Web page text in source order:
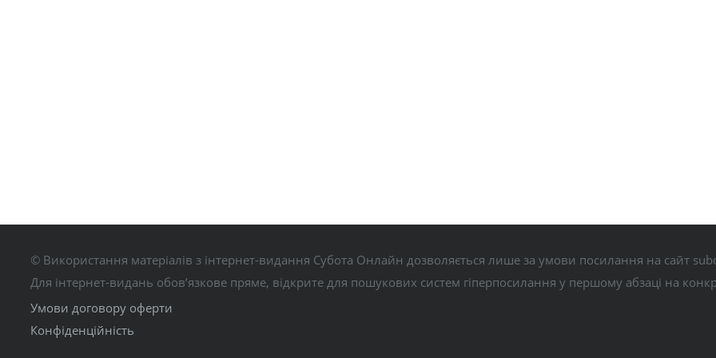
© Використання матеріалів з інтернет-видання Субота Онлайн дозволяється лише за умови посилання на сайт
Для інтернет-видань обов’язкове пряме, відкрите для пошукових систем гіперпосилання у першому абзаці на
Умови договору оферти
Конфіденційність